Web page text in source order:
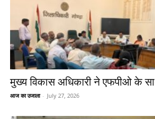
मुख्य विकास अधिकारी ने एफपीओ के
आज का उजाला - July 27, 2026